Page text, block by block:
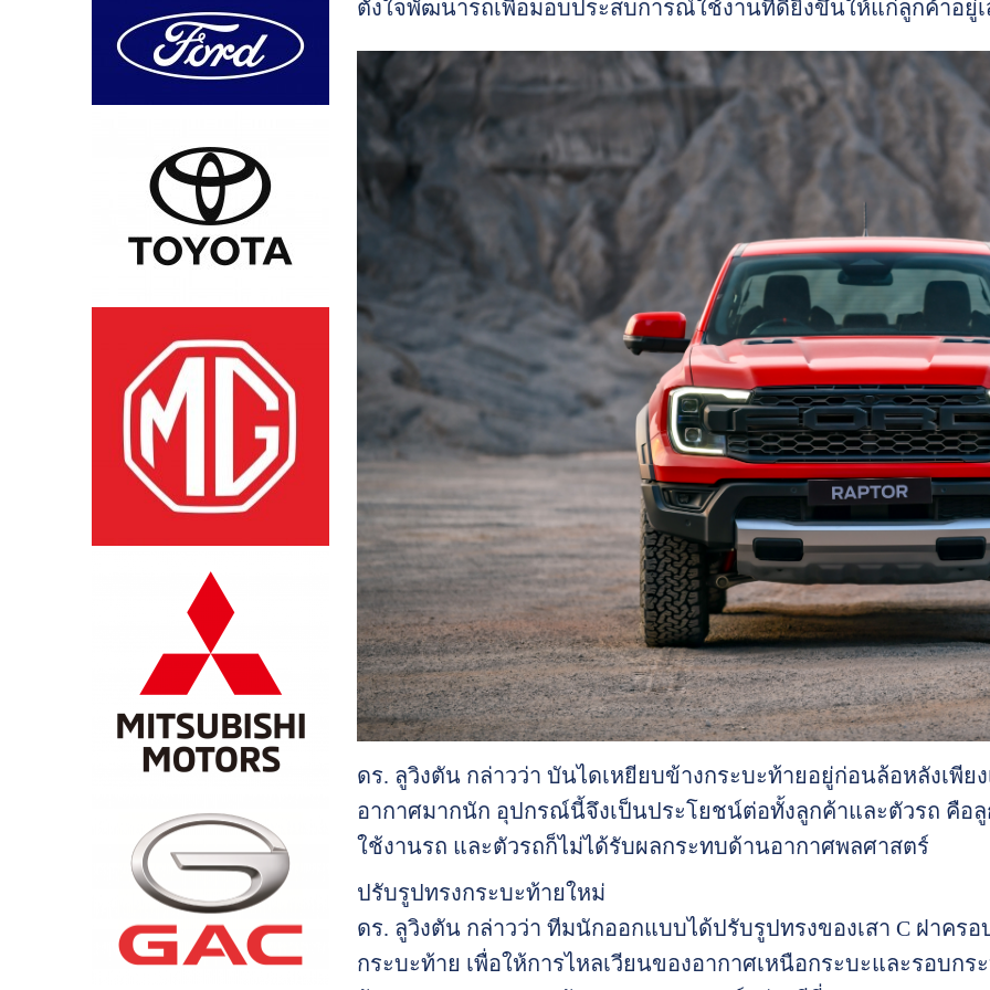
ตั้งใจพัฒนารถเพื่อมอบประสบการณ์ใช้งานที่ดียิ่งขึ้นให้แก่ลูกค้าอยู่
ดร. ลูวิงตัน กล่าวว่า บันไดเหยียบข้างกระบะท้ายอยู่ก่อนล้อหลังเพี
อากาศมากนัก อุปกรณ์นี้จึงเป็นประโยชน์ต่อทั้งลูกค้าและตัวรถ คือ
ใช้งานรถ และตัวรถก็ไม่ได้รับผลกระทบด้านอากาศพลศาสตร์
ปรับรูปทรงกระบะท้ายใหม่
ดร. ลูวิงตัน กล่าวว่า ทีมนักออกแบบได้ปรับรูปทรงของเสา C ฝาคร
กระบะท้าย เพื่อให้การไหลเวียนของอากาศเหนือกระบะและรอบก